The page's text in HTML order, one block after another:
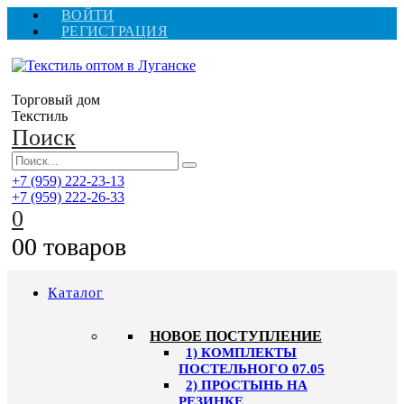
ВОЙТИ
РЕГИСТРАЦИЯ
Торговый дом
Текстиль
Поиск
+7 (959) 222-23-13
+7 (959) 222-26-33
0
00 товаров
Каталог
HОВОЕ ПОСТУПЛЕНИЕ
1) КОМПЛЕКТЫ
ПОСТЕЛЬНОГО 07.05
2) ПРОСТЫНЬ НА